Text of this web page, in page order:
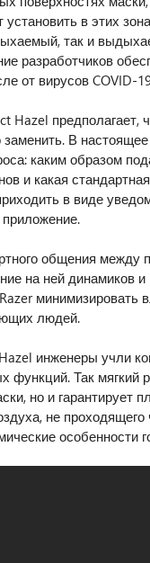
установить в этих
так и
разработчиков
от вирусов COVID-
Hazel
В
каким образом
и какая
в виде
общения между
на ней динамиков
минимизировать
людей.
инженеры учли
функций. Так мягкий
но и гарантирует
не
особенности